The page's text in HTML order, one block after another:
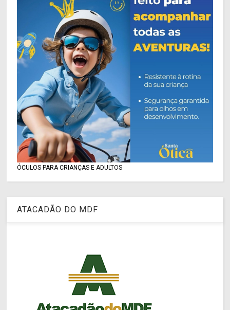
ÓCULOS PARA CRIANÇAS E ADULTOS
ATACADÃO DO MDF